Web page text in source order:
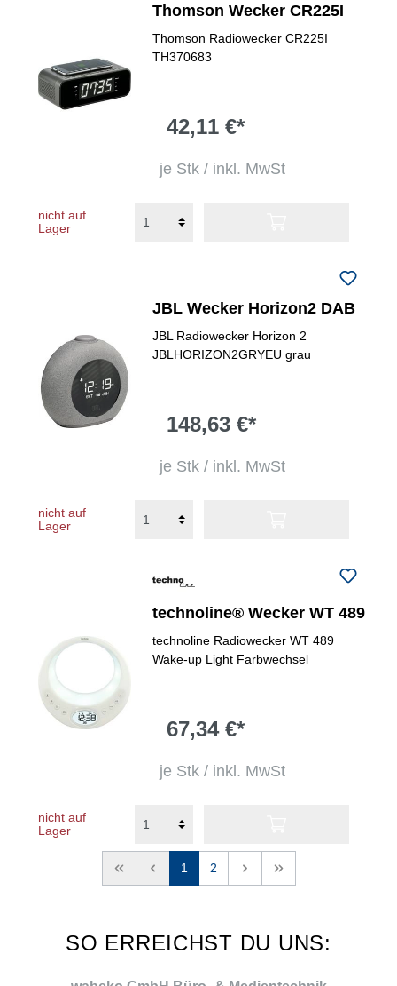
Thomson Wecker CR225I
Thomson Radiowecker CR225I
TH370683
42,11 €*
je Stk / inkl. MwSt
nicht auf
Lager
JBL Wecker Horizon2 DAB
JBL Radiowecker Horizon 2
JBLHORIZON2GRYEU grau
148,63 €*
je Stk / inkl. MwSt
nicht auf
Lager
technoline® Wecker WT 489
technoline Radiowecker WT 489
Wake-up Light Farbwechsel
67,34 €*
je Stk / inkl. MwSt
nicht auf
Lager
<< < 1 2 > >>
SO ERREICHST DU UNS: